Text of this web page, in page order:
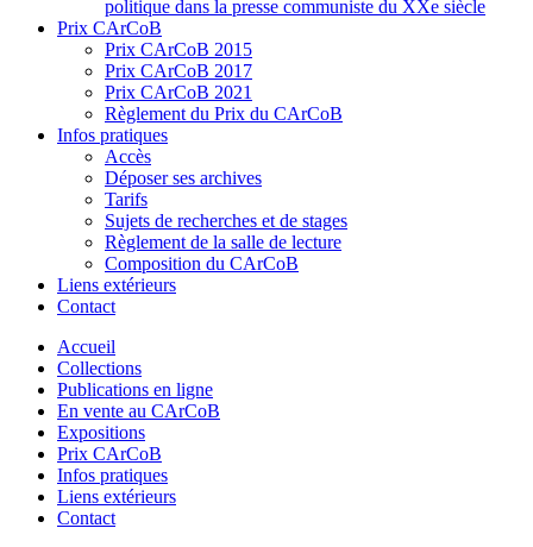
politique dans la presse communiste du XXe siècle
Prix CArCoB
Prix CArCoB 2015
Prix CArCoB 2017
Prix CArCoB 2021
Règlement du Prix du CArCoB
Infos pratiques
Accès
Déposer ses archives
Tarifs
Sujets de recherches et de stages
Règlement de la salle de lecture
Composition du CArCoB
Liens extérieurs
Contact
Accueil
Collections
Publications en ligne
En vente au CArCoB
Expositions
Prix CArCoB
Infos pratiques
Liens extérieurs
Contact